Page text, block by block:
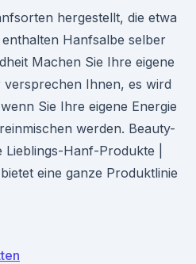
hergestellt, die etwa
Hanfsalbe selber
Machen Sie Ihre eigene
Ihnen, es wird
Sie Ihre eigene Energie
werden. Beauty-
Hanf-Produkte |
eine ganze Produktlinie